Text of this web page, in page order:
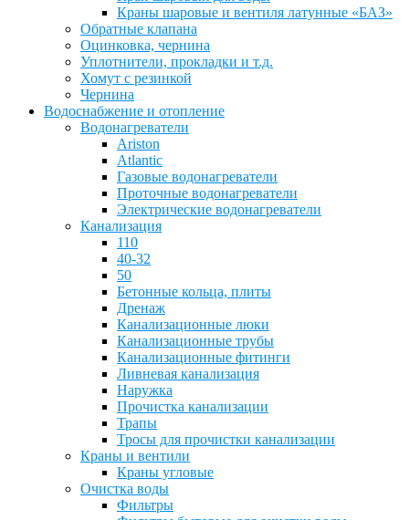
Краны шаровые и вентиля латунные «БАЗ»
Обратные клапана
Оцинковка, чернина
Уплотнители, прокладки и т.д.
Хомут с резинкой
Чернина
Водоснабжение и отопление
Водонагреватели
Ariston
Atlantic
Газовые водонагреватели
Проточные водонагреватели
Электрические водонагреватели
Канализация
110
40-32
50
Бетонные кольца, плиты
Дренаж
Канализационные люки
Канализационные трубы
Канализационные фитинги
Ливневая канализация
Наружка
Прочистка канализации
Трапы
Тросы для прочистки канализации
Краны и вентили
Краны угловые
Очистка воды
Фильтры